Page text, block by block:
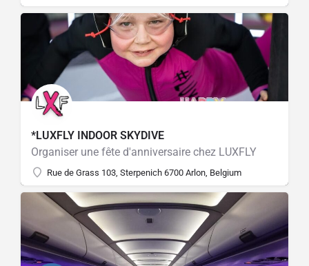
*LUXFLY INDOOR SKYDIVE
Organiser une fête d'anniversaire chez LUXFLY
Rue de Grass 103, Sterpenich 6700 Arlon, Belgium